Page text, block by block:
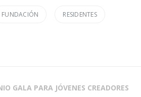
FUNDACIÓN RESIDENTES
GALA PARA JÓVENES CREADORES